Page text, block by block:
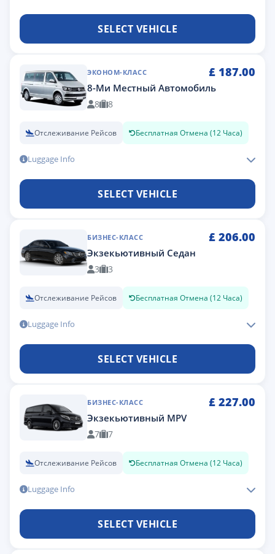
SELECT VEHICLE
ЭКОНОМ-КЛАСС £ 187.00
8-Ми Местный Автомобиль
8 8
Отслеживание Рейсов Бесплатная Отмена (12 Часа)
Luggage Info
SELECT VEHICLE
БИЗНЕС-КЛАСС £ 206.00
Экзекьютивный Седан
3 3
Отслеживание Рейсов Бесплатная Отмена (12 Часа)
Luggage Info
SELECT VEHICLE
БИЗНЕС-КЛАСС £ 227.00
Экзекьютивный MPV
7 7
Отслеживание Рейсов Бесплатная Отмена (12 Часа)
Luggage Info
SELECT VEHICLE